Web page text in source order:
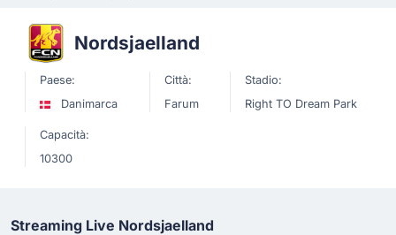
Nordsjaelland
Paese:
Danimarca
Città:
Farum
Stadio:
Right TO Dream Park
Capacità:
10300
Streaming Live Nordsjaelland